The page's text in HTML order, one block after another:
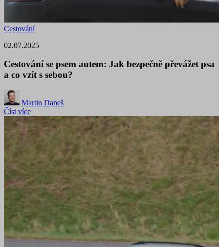
Cestování
02.07.2025
Cestování se psem autem: Jak bezpečně převážet psa
a co vzít s sebou?
Martin Daneš
Číst více